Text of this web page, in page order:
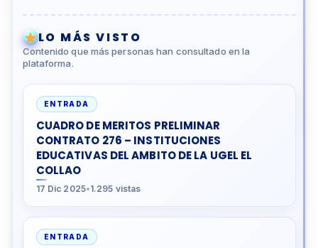
LO MÁS VISTO
Contenido que más personas han consultado en la
plataforma.
ENTRADA
CUADRO DE MERITOS PRELIMINAR
CONTRATO 276 – INSTITUCIONES
EDUCATIVAS DEL AMBITO DE LA UGEL EL
COLLAO
17 Dic 2025•1.295 vistas
ENTRADA